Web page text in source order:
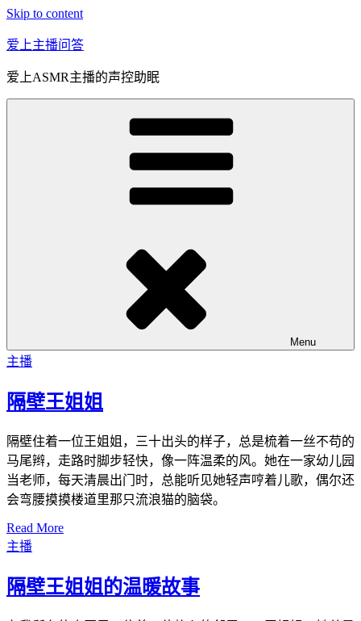
Skip to content
爱上主播问答
爱上ASMR主播的声控助眠
Menu
主播
隔壁王姐姐
隔壁住着一位王姐姐，三十出头的样子，总是梳着一丝不苟的
马尾辫，走路时脚步轻快，像一阵温柔的风。她在一家幼儿园
当老师，每天清晨出门时，总能听见她轻声哼着儿歌，偶尔还
会弯腰摸摸楼道里那只流浪猫的脑袋。
Read More
主播
隔壁王姐姐的温暖故事